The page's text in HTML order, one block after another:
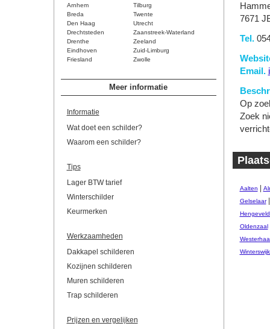
Arnhem
Tilburg
Breda
Twente
Den Haag
Utrecht
Drechtsteden
Zaanstreek-Waterland
Drenthe
Zeeland
Eindhoven
Zuid-Limburg
Friesland
Zwolle
Meer informatie
Informatie
Wat doet een schilder?
Waarom een schilder?
Tips
Lager BTW tarief
Winterschilder
Keurmerken
Werkzaamheden
Dakkapel schilderen
Kozijnen schilderen
Muren schilderen
Trap schilderen
Prijzen en vergelijken
7671
Tel.
Email.
Op
Zoek
Aalten
Gelselaar
Oldenzaal